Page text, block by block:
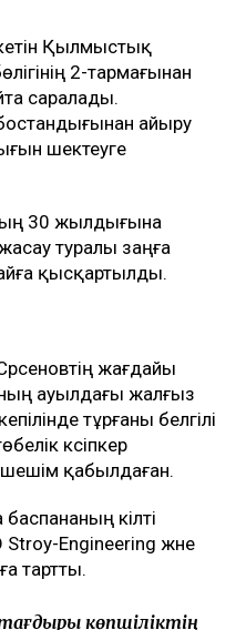
Қылмыстық
2-тармағынан
саралады.
айыру
шектеуге
30 жылдығына
туралы заңға
қысқартылды.
жағдайы
ауылдағы жалғыз
тұрғаны белгілі
кәсіпкер
қабылдаған.
кілті
Stroy-Engineering және
тартты.
көпшіліктің